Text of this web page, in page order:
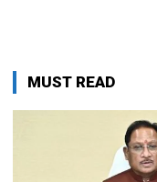
MUST READ